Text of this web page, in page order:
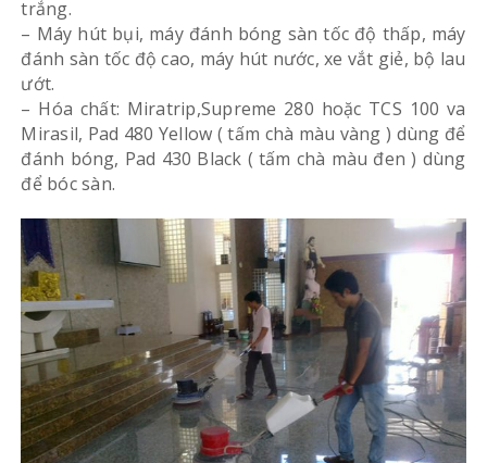
trắng.
– Máy hút bụi, máy đánh bóng sàn tốc độ thấp, máy
đánh sàn tốc độ cao, máy hút nước, xe vắt giẻ, bộ lau
ướt.
– Hóa chất: Miratrip,Supreme 280 hoặc TCS 100 va
Mirasil, Pad 480 Yellow ( tấm chà màu vàng ) dùng để
đánh bóng, Pad 430 Black ( tấm chà màu đen ) dùng
để bóc sàn.